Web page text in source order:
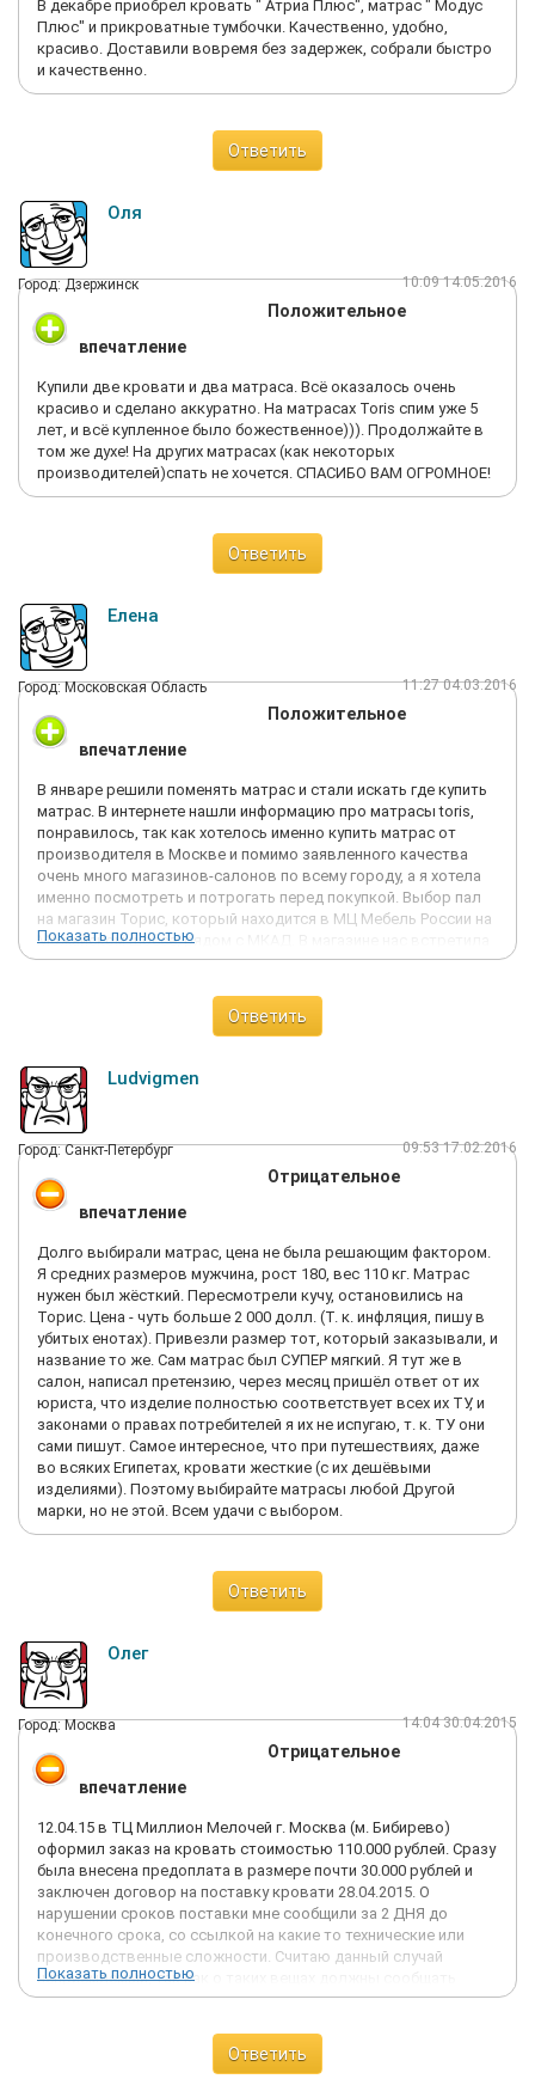
В декабре приобрел кровать " Атриа Плюс", матрас " Модус
Плюс" и прикроватные тумбочки. Качественно, удобно,
красиво. Доставили вовремя без задержек, собрали быстро
и качественно.
Ответить
Оля
Город: Дзержинск 10:09 14.05.2016
Положительное
впечатление
Купили две кровати и два матраса. Всё оказалось очень
красиво и сделано аккуратно. На матрасах Toris спим уже 5
лет, и всё купленное было божественное))). Продолжайте в
том же духе! На других матрасах (как некоторых
производителей)спать не хочется. СПАСИБО ВАМ ОГРОМНОЕ!
Ответить
Елена
Город: Московская Область 11:27 04.03.2016
Положительное
впечатление
В январе решили поменять матрас и стали искать где купить
матрас. В интернете нашли информацию про матрасы toris,
понравилось, так как хотелось именно купить матрас от
производителя в Москве и помимо заявленного качества
очень много магазинов-салонов по всему городу, а я хотела
именно посмотреть и потрогать перед покупкой. Выбор пал
на магазин Торис, который находится в МЦ Мебель России на
Можайском шоссе, рядом с МКАД. В магазине нас встретила
консультант Маргарита, невероятно позитивная и приятная
выбрать, исходя из наших предпочтений. В результате
остановились на матрасе Статус F2 с 1000 пружин на
у нас. Остались очень довольны всем, к матрасу никаких
нареканий, полное соответствие заявленным
характеристикам, но особенно довольны Маргаритой,
побольше бы таких милых продавцов. Мы решили в
перспективе поменять кровать и тумбочки, так как компания
производит также мебель для спальни. Обязательно будем
покупать все в этом магазине. Всем, кто планирует матрас
торис купить, также рекомендую именно этот магазин, если
конечно территориально устраивает.
Показать полностью
Ответить
Ludvigmen
Город: Санкт-Петербург 09:53 17.02.2016
Отрицательное
впечатление
Долго выбирали матрас, цена не была решающим фактором.
Я средних размеров мужчина, рост 180, вес 110 кг. Матрас
нужен был жёсткий. Пересмотрели кучу, остановились на
Торис. Цена - чуть больше 2 000 долл. (Т. к. инфляция, пишу в
убитых енотах). Привезли размер тот, который заказывали, и
название то же. Сам матрас был СУПЕР мягкий. Я тут же в
салон, написал претензию, через месяц пришёл ответ от их
юриста, что изделие полностью соответствует всех их ТУ, и
законами о правах потребителей я их не испугаю, т. к. ТУ они
сами пишут. Самое интересное, что при путешествиях, даже
во всяких Египетах, кровати жесткие (с их дешёвыми
изделиями). Поэтому выбирайте матрасы любой Другой
марки, но не этой. Всем удачи с выбором.
Ответить
Олег
Город: Москва 14:04 30.04.2015
Отрицательное
впечатление
12.04.15 в ТЦ Миллион Мелочей г. Москва (м. Бибирево)
оформил заказ на кровать стоимостью 110.000 рублей. Сразу
была внесена предоплата в размере почти 30.000 рублей и
заключен договор на поставку кровати 28.04.2015. О
нарушении сроков поставки мне сообщили за 2 ДНЯ до
конечного срока, со ссылкой на какие то технические или
производственные сложности. Считаю данный случай
неприемлемый, так как о таких вещах должны сообщать
сразу же в день заключения договора или хотя бы на
неделю я был в салоне ТЦ и обращался к менеджеру с
просьбой уточнить, что заказ будет доставлен в
Показать полностью
Ответить